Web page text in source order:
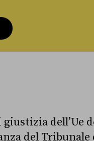
dell’Ue
del Tribunale